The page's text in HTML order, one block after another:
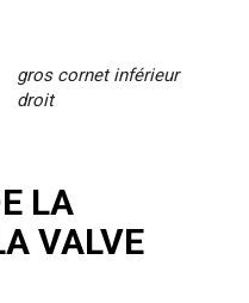
gros cornet inférieur
droit
LA
VALVE